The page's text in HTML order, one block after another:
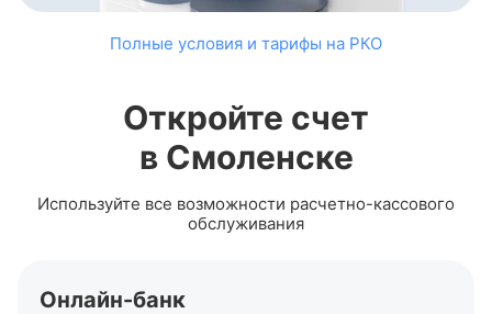
Полные условия и тарифы на РКО
Откройте счет
в Смоленске
Используйте все возможности расчетно-кассового
обслуживания
Онлайн-банк